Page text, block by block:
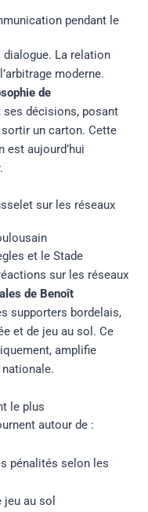
pendant le
dialogue. La relation
moderne.
de
ses décisions, posant
un carton. Cette
est aujourd’hui
sur les réseaux
et le Stade
sur les réseaux
de Benoît
supporters bordelais,
et de jeu au sol. Ce
amplifie
le plus
autour de :
pénalités selon les
au sol